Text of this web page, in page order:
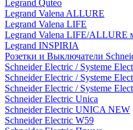
Legrand Quteo
Legrand Valena ALLURE
Legrand Valena LIFE
Legrand Valena LIFE/ALLURE
Legrand INSPIRIA
Розетки и Выключатели
Schneider Electric / Systeme
Schneider Electric / Systeme
Schneider Electric / Systeme
Schneider Electric Unica
Schneider Electric UNICA NEW
Schneider Electric W59